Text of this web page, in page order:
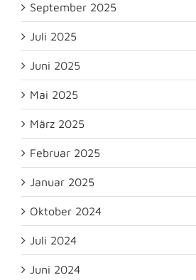
September 2025
Juli 2025
Juni 2025
Mai 2025
März 2025
Februar 2025
Januar 2025
Oktober 2024
Juli 2024
Juni 2024